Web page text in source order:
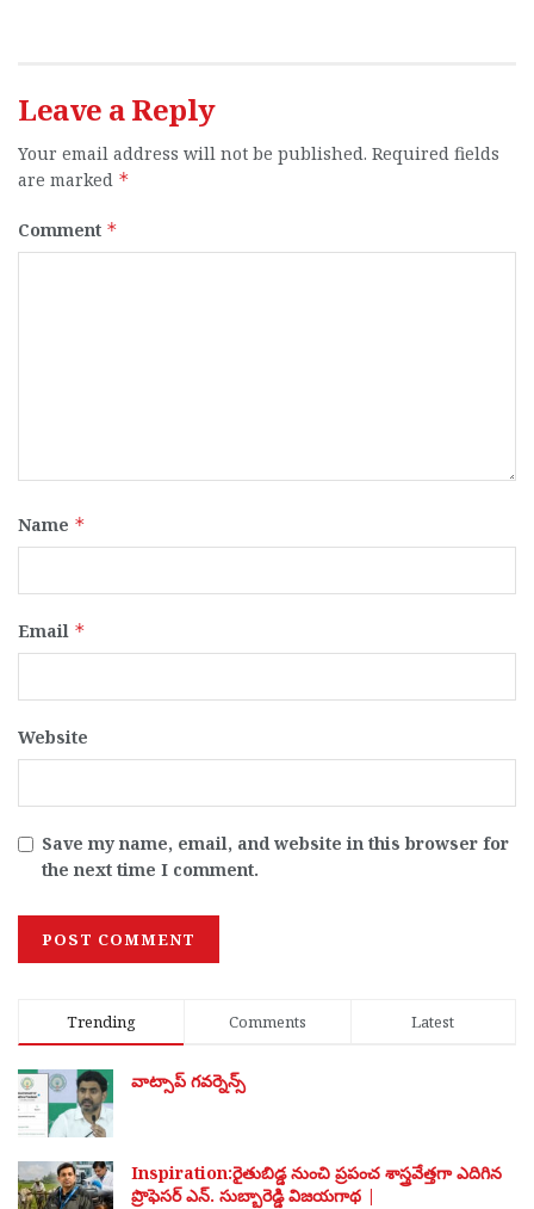
Leave a Reply
Your email address will not be published. Required fields
are marked *
Comment *
Name *
Email *
Website
Save my name, email, and website in this browser for
the next time I comment.
Trending Comments Latest
వాట్సాప్ గవర్నెన్స్
Inspiration:రైతుబిడ్డ నుంచి ప్రపంచ శాస్త్రవేత్తగా ఎదిగిన
ప్రొఫెసర్ ఎన్. సుబ్బారెడ్డి విజయగాథ |